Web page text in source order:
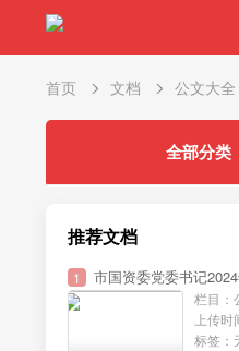
首页 文档 公文大全
全部分类
推荐文档
1 市国资委党委书记
栏目：
上传
标签：